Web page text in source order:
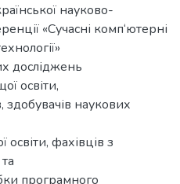
науково-
«Сучасні комп‘ютерні
досліджень
освіти,
здобувачів наукових
освіти, фахівців з
програмного